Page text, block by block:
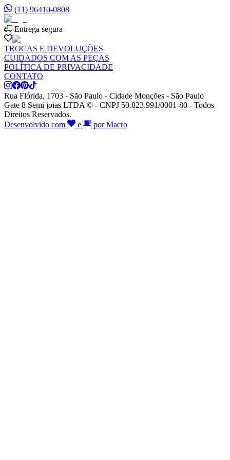
(11) 96410-0808
Entrega segura
TROCAS E DEVOLUÇÕES
CUIDADOS COM AS PEÇAS
POLÍTICA DE PRIVACIDADE
CONTATO
Rua Flórida, 1703 - São Paulo - Cidade Monções - São Paulo
Gate 8 Semi joias LTDA © - CNPJ 50.823.991/0001-80 - Todos
Direitos Reservados.
Desenvolvido com
e por Macro